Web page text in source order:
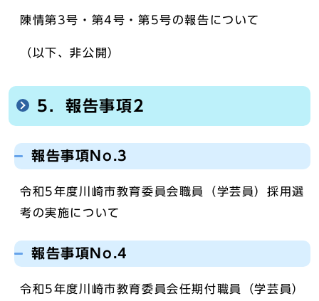
陳情第3号・第4号・第5号の報告について
（以下、非公開）
5．報告事項2
報告事項No.3
令和5年度川崎市教育委員会職員（学芸員）採用選
考の実施について
報告事項No.4
令和5年度川崎市教育委員会任期付職員（学芸員）